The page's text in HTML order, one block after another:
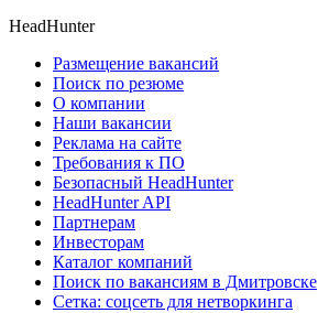
HeadHunter
Размещение вакансий
Поиск по резюме
О компании
Наши вакансии
Реклама на сайте
Требования к ПО
Безопасный HeadHunter
HeadHunter API
Партнерам
Инвесторам
Каталог компаний
Поиск по вакансиям в Дмитровске
Сетка: соцсеть для нетворкинга